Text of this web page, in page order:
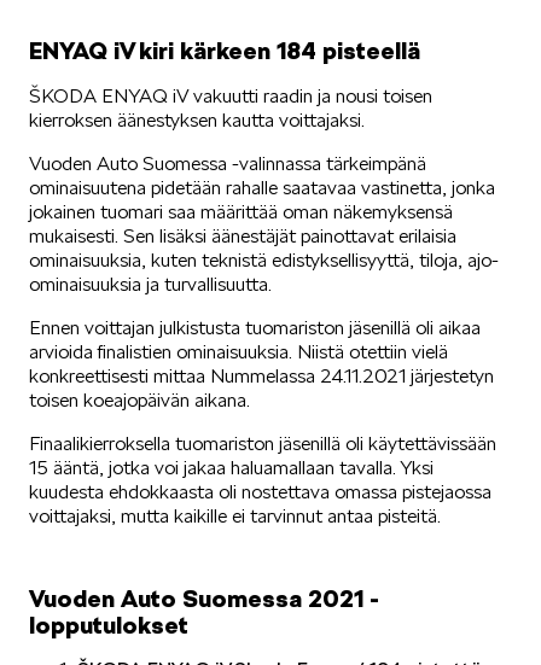
KAASUAUTOT
KUVASSA
MEIDÄN ŠKODAMME
ŠKODA PALVELEE
ENYAQ iV kiri kärkeen 184 pisteellä
ŠKODA ENYAQ iV vakuutti raadin ja nousi toisen
kierroksen äänestyksen kautta voittajaksi.
Vuoden Auto Suomessa -valinnassa tärkeimpänä
ominaisuutena pidetään rahalle saatavaa vastinetta, jonka
jokainen tuomari saa määrittää oman näkemyksensä
mukaisesti. Sen lisäksi äänestäjät painottavat erilaisia
ominaisuuksia, kuten teknistä edistyksellisyyttä, tiloja, ajo-
ominaisuuksia ja turvallisuutta.
Ennen voittajan julkistusta tuomariston jäsenillä oli aikaa
arvioida finalistien ominaisuuksia. Niistä otettiin vielä
konkreettisesti mittaa Nummelassa 24.11.2021 järjestetyn
toisen koeajopäivän aikana.
Finaalikierroksella tuomariston jäsenillä oli käytettävissään
15 ääntä, jotka voi jakaa haluamallaan tavalla. Yksi
kuudesta ehdokkaasta oli nostettava omassa pistejaossa
voittajaksi, mutta kaikille ei tarvinnut antaa pisteitä.
Vuoden Auto Suomessa 2021 -
lopputulokset